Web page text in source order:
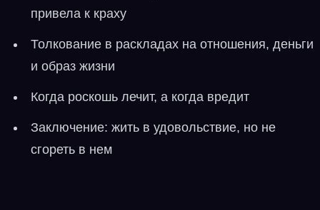
привела к краху
Толкование в раскладах на отношения, деньги
и образ жизни
Когда роскошь лечит, а когда вредит
Заключение: жить в удовольствие, но не
сгореть в нем